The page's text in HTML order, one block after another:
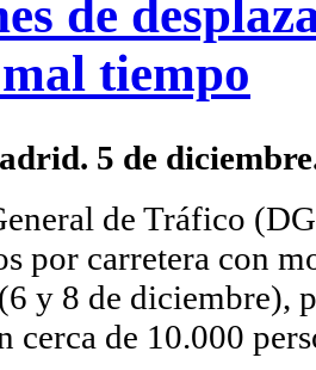
de
tiempo
5 de
de Tráfico
por carretera con
y 8 de diciembre),
cerca de 10.000